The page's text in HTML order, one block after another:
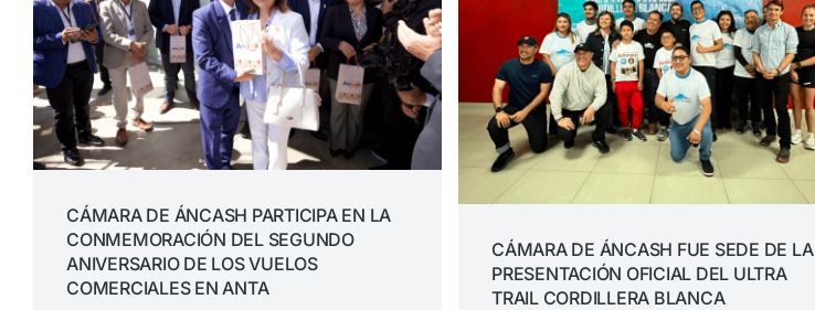
CÁMARA DE ÁNCASH PARTICIPA EN LA
CONMEMORACIÓN DEL SEGUNDO
ANIVERSARIO DE LOS VUELOS
COMERCIALES EN ANTA
CÁMARA DE ÁNCASH FUE SEDE DE LA
PRESENTACIÓN OFICIAL DEL ULTRA
TRAIL CORDILLERA BLANCA